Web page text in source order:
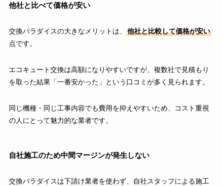
他社と比べて価格が安い
交換パラダイスの大きなメリットは、
他社と比較して価格が安い
点です。
エコキュート交換は高額になりやすいですが、複数社で見積もり
を取った結果「一番安かった」という口コミが多く見られます。
同じ機種・同じ工事内容でも費用を抑えやすいため、コスト重視
の人にとって魅力的な業者です。
自社施工のため中間マージンが発生しない
交換パラダイスは下請け業者を使わず、自社スタッフによる施工